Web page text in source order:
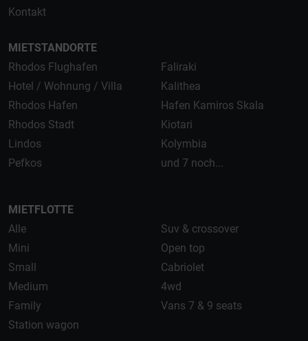
Kontakt
MIETSTANDORTE
Rhodos Flughafen
Hotel / Wohnung / Villa
Rhodos Hafen
Rhodos Stadt
Lindos
Pefkos
Faliraki
Kalithea
Hafen Kamiros Skala
Kiotari
Kolymbia
und 7 noch...
MIETFLOTTE
Alle
Mini
Small
Medium
Family
Station wagon
Suv & crossover
Open top
Cabriolet
4wd
Vans 7 & 9 seats